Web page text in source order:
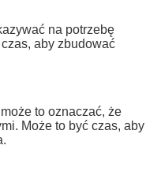
na potrzebę
aby zbudować
to oznaczać, że
Może to być czas, aby